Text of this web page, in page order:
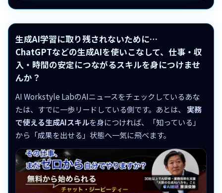
生成AI学習に取り残されないために…
ChatGPTなどの生成AIを使いこなして、仕事・収
入・時間の安定につながるスキルを身につけませ
んか？
AI Workstyle LabのAIニュースをチェックしているあな
たは、すでに一歩リードしている側です。あとは、 実務
で使える生成AIスキルを身につければ、「知っている」
から「成果を出せる」状態へ一気に飛べます。